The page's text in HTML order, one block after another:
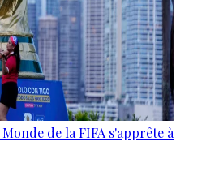
de la FIFA s'apprête à